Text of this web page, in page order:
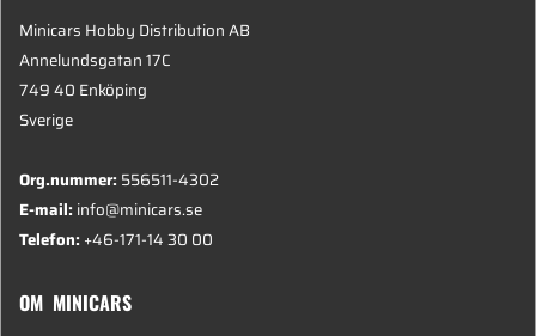
Minicars Hobby Distribution AB
Annelundsgatan 17C
749 40 Enköping
Sverige
Org.nummer:556511-4302
E-mail:info@minicars.se
Telefon:+46-171-14 30 00
OM MINICARS